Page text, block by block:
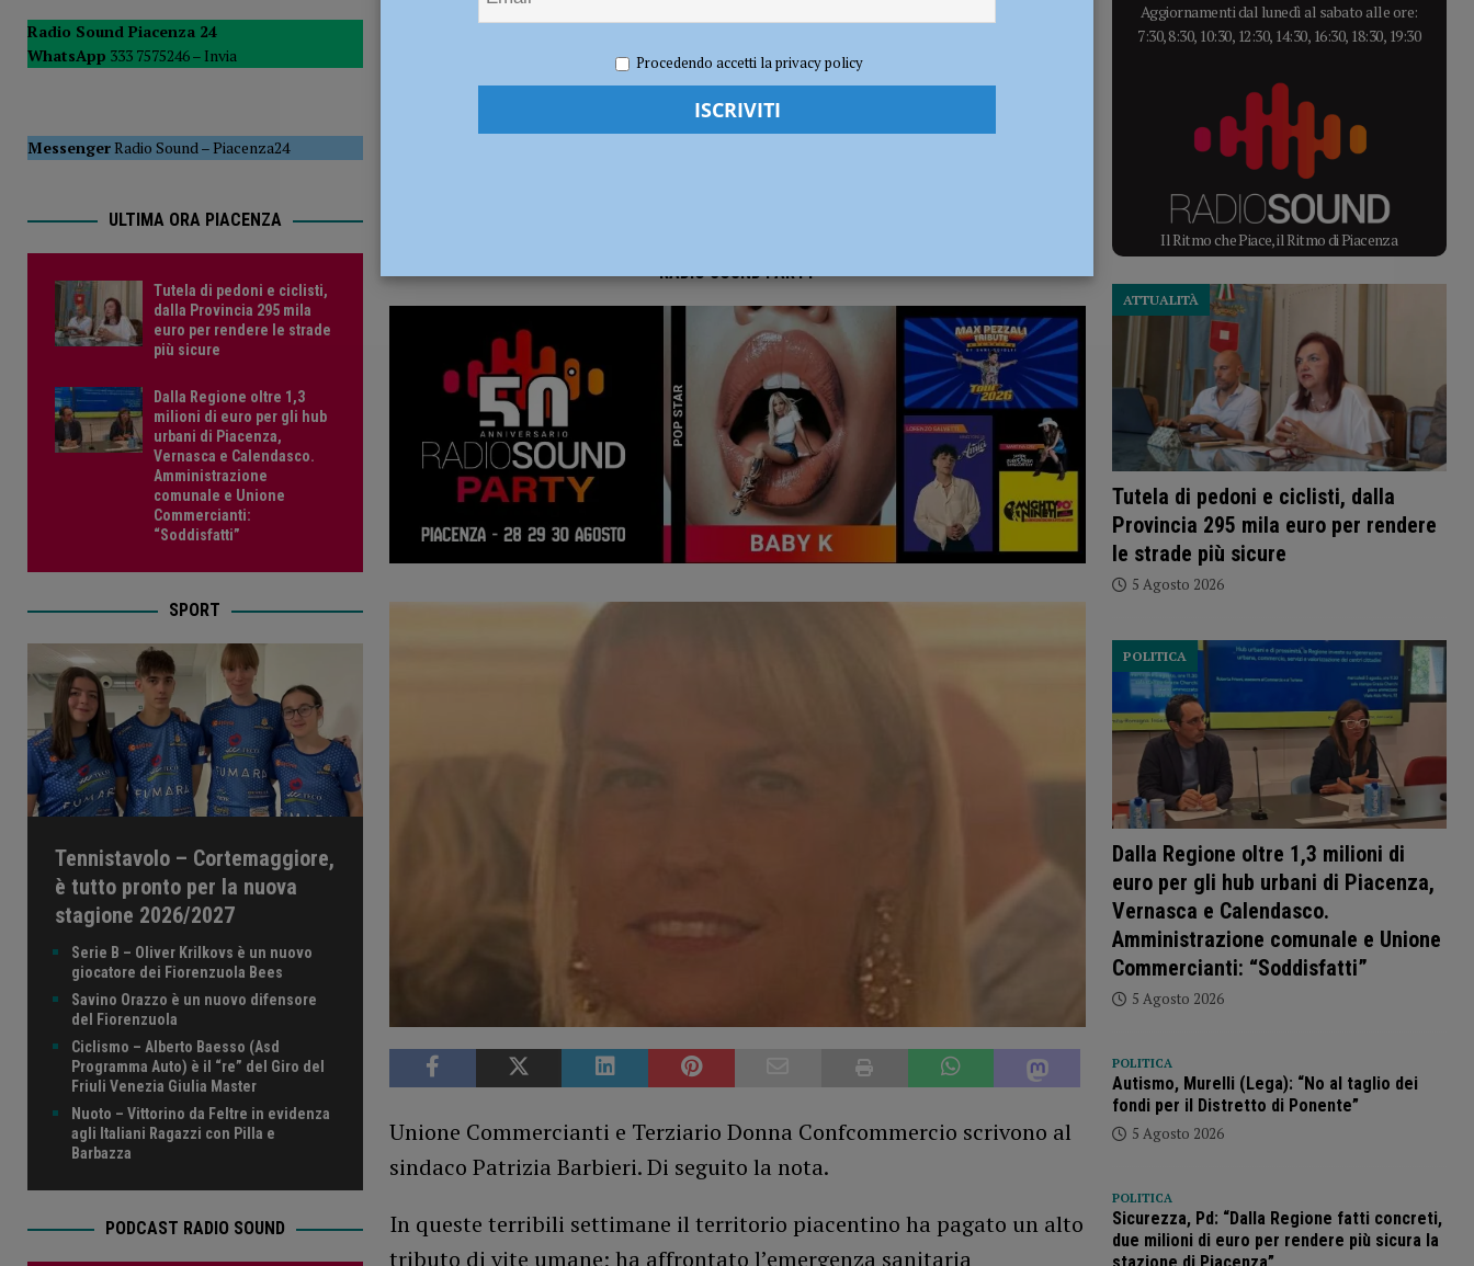
POLITICA
[ 5 Agosto 2026 ] Caldo estremo e asili nido, Tagliaferri (FdI): “Verificare subito la situazione nella provincia di Piacenza”
RADIO SOUND PARTY
Unione Commercianti e Terziario Donna Confcommercio scrivono al
sindaco Patrizia Barbieri. Di seguito la nota.
In queste terribili settimane il territorio piacentino ha pagato un alto
tributo di vite umane; ha affrontato l’emergenza sanitaria
Radio Sound Piacenza 24
WhatsApp 333 7575246 – Invia
MessengerRadio Sound–Piacenza24
ULTIMA ORA PIACENZA
Tutela di pedoni e ciclisti,
dalla Provincia 295 mila
euro per rendere le strade
più sicure
Dalla Regione oltre 1,3
milioni di euro per gli hub
urbani di Piacenza,
Vernasca e Calendasco.
Amministrazione
comunale e Unione
Commercianti:
“Soddisfatti”
SPORT
Tennistavolo – Cortemaggiore,
è tutto pronto per la nuova
stagione 2026/2027
Serie B – Oliver Krilkovs è un nuovo
giocatore dei Fiorenzuola Bees
Savino Orazzo è un nuovo difensore
del Fiorenzuola
Ciclismo – Alberto Baesso (Asd
Programma Auto) è il “re” del Giro del
Friuli Venezia Giulia Master
Nuoto – Vittorino da Feltre in evidenza
agli Italiani Ragazzi con Pilla e
Barbazza
PODCAST RADIO SOUND
Aggiornamenti dal lunedì al sabato alle ore:
7:30, 8:30, 10:30, 12:30, 14:30, 16:30, 18:30, 19:30
Il Ritmo che Piace, il Ritmo di Piacenza
Tutela di pedoni e ciclisti, dalla
Provincia 295 mila euro per rendere
le strade più sicure
ATTUALITÀ
5 Agosto 2026
Dalla Regione oltre 1,3 milioni di
euro per gli hub urbani di Piacenza,
Vernasca e Calendasco.
Amministrazione comunale e Unione
Commercianti: “Soddisfatti”
POLITICA
5 Agosto 2026
POLITICA
Autismo, Murelli (Lega): “No al taglio dei
fondi per il Distretto di Ponente”
5 Agosto 2026
POLITICA
Sicurezza, Pd: “Dalla Regione fatti concreti,
due milioni di euro per rendere più sicura la
Procedendo accetti la privacy policy